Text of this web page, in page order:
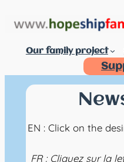
au
Our family project
EN : Click on the
FR : Cliquez sur la